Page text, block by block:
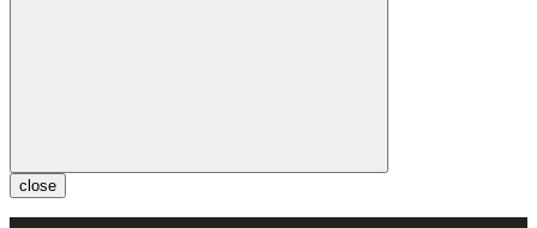
close